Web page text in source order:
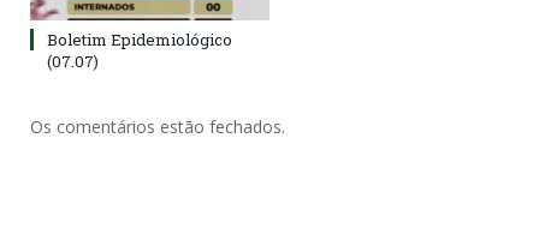
Boletim Epidemiológico
(07.07)
Os comentários estão fechados.